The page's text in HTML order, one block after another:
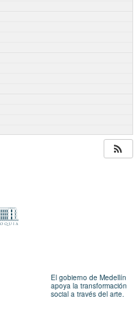
El gobierno de Medellín
apoya la transformación
social a través del arte.